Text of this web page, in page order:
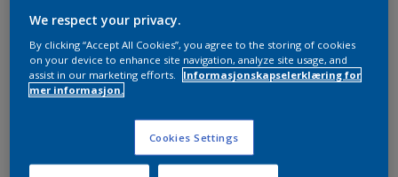
Legg i handleliste
Finn en forhandler
We respect your privacy.
By clicking “Accept All Cookies”, you agree to the storing of cookies
on your device to enhance site navigation, analyze site usage, and
assist in our marketing efforts.
Informasjonskapselerklæring for
mer informasjon.
Cookies Settings